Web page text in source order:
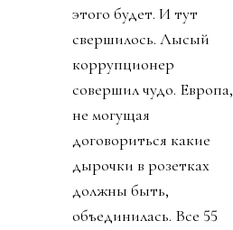
этого будет. И тут
свершилось. Лысый
коррупционер
совершил чудо. Европа,
не могущая
договориться какие
дырочки в розетках
должны быть,
объединилась. Все 55